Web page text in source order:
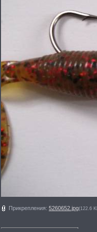
Прикрепления: 5260652.jpg(122.6